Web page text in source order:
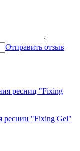
Отправить отзыв
ресниц "Fixing Gel"